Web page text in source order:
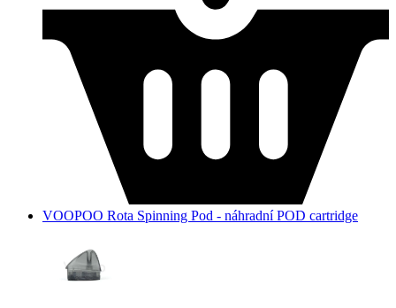
VOOPOO Rota Spinning Pod - náhradní POD cartridge